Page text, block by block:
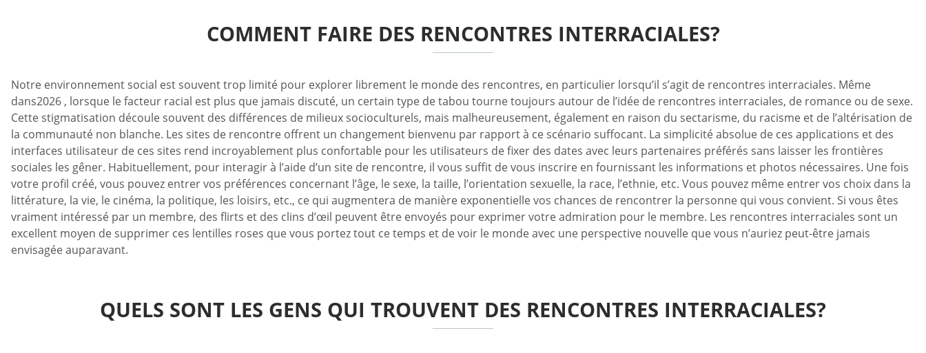
COMMENT FAIRE DES RENCONTRES INTERRACIALES?
Notre environnement social est souvent trop limité pour explorer librement le monde des rencontres, en particulier lorsqu’il s’agit de rencontres interraciales. Même
dans2026 , lorsque le facteur racial est plus que jamais discuté, un certain type de tabou tourne toujours autour de l’idée de rencontres interraciales, de romance ou de sexe.
Cette stigmatisation découle souvent des différences de milieux socioculturels, mais malheureusement, également en raison du sectarisme, du racisme et de l’altérisation de
la communauté non blanche. Les sites de rencontre offrent un changement bienvenu par rapport à ce scénario suffocant. La simplicité absolue de ces applications et des
interfaces utilisateur de ces sites rend incroyablement plus confortable pour les utilisateurs de fixer des dates avec leurs partenaires préférés sans laisser les frontières
sociales les gêner. Habituellement, pour interagir à l’aide d’un site de rencontre, il vous suffit de vous inscrire en fournissant les informations et photos nécessaires. Une fois
votre profil créé, vous pouvez entrer vos préférences concernant l’âge, le sexe, la taille, l’orientation sexuelle, la race, l’ethnie, etc. Vous pouvez même entrer vos choix dans la
littérature, la vie, le cinéma, la politique, les loisirs, etc., ce qui augmentera de manière exponentielle vos chances de rencontrer la personne qui vous convient. Si vous êtes
vraiment intéressé par un membre, des flirts et des clins d’œil peuvent être envoyés pour exprimer votre admiration pour le membre. Les rencontres interraciales sont un
excellent moyen de supprimer ces lentilles roses que vous portez tout ce temps et de voir le monde avec une perspective nouvelle que vous n’auriez peut-être jamais
envisagée auparavant.
QUELS SONT LES GENS QUI TROUVENT DES RENCONTRES INTERRACIALES?